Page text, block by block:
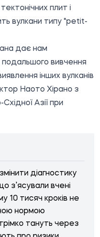
плит і
вулкани типу "petit-
дає нам
вивчення
інших вулканів
Наото Хірано з
Азії при
діагностику
з’ясували вчені
10 тисяч кроків не
нормою
тануть через